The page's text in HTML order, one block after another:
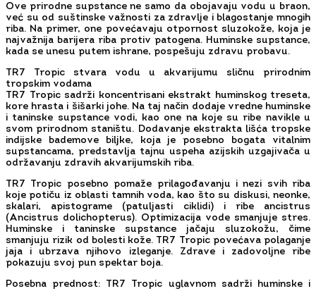
Ove prirodne supstance ne samo da obojavaju vodu u braon,
već su od suštinske važnosti za zdravlje i blagostanje mnogih
riba. Na primer, one povećavaju otpornost sluzokože, koja je
najvažnija barijera riba protiv patogena. Huminske supstance,
kada se unesu putem ishrane, pospešuju zdravu probavu.
TR7 Tropic stvara vodu u akvarijumu sličnu prirodnim
tropskim vodama
TR7 Tropic sadrži koncentrisani ekstrakt huminskog treseta,
kore hrasta i šišarki johe. Na taj način dodaje vredne huminske
i taninske supstance vodi, kao one na koje su ribe navikle u
svom prirodnom staništu. Dodavanje ekstrakta lišća tropske
indijske bademove biljke, koja je posebno bogata vitalnim
supstancama, predstavlja tajnu uspeha azijskih uzgajivača u
održavanju zdravih akvarijumskih riba.
TR7 Tropic posebno pomaže prilagođavanju i nezi svih riba
koje potiču iz oblasti tamnih voda, kao što su diskusi, neonke,
skalari, apistograme (patuljasti ciklidi) i ribe ancistrus
(Ancistrus dolichopterus). Optimizacija vode smanjuje stres.
Huminske i taninske supstance jačaju sluzokožu, čime
smanjuju rizik od bolesti kože. TR7 Tropic povećava polaganje
jaja i ubrzava njihovo izleganje. Zdrave i zadovoljne ribe
pokazuju svoj pun spektar boja.
Posebna prednost: TR7 Tropic uglavnom sadrži huminske i